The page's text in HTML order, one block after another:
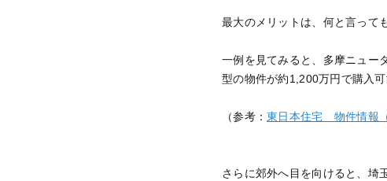
最大のメリットは、何と言って
一例を見てみると、多摩ニュー
型の物件が約1,200万円で購入可
（参考：東日本住宅 物件情報
さらに郊外へ目を向けると、埼